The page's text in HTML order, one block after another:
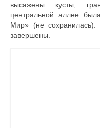
высажены кусты,
центральной аллее
Мир» (не
завершены.